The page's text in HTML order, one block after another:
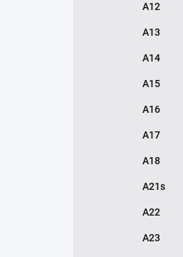
A12
A13
A14
A15
A16
A17
A18
A21s
A22
A23